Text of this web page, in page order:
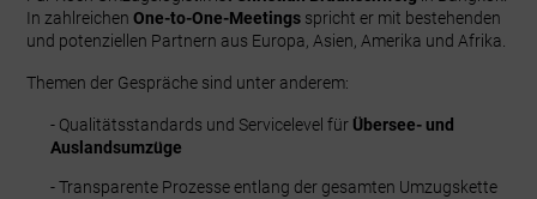
In zahlreichenOne-to-One-Meetings spricht er mit bestehenden
und potenziellen Partnern aus Europa, Asien, Amerika und Afrika.
Themen der Gespräche sind unter anderem:
- Qualitätsstandards und Servicelevel für Übersee- und
Auslandsumzüge
- Transparente Prozesse entlang der gesamten Umzugskette